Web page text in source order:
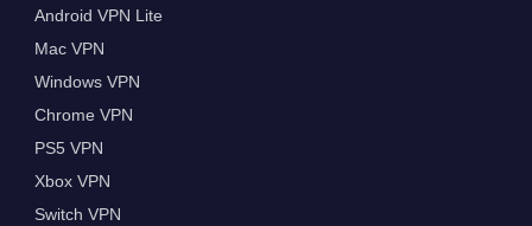
Android VPN Lite
Mac VPN
Windows VPN
Chrome VPN
PS5 VPN
Xbox VPN
Switch VPN